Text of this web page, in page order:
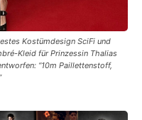
Kostümdesign SciFi und
Kleid für Prinzessin Thalias
“10m Paillettenstoff,